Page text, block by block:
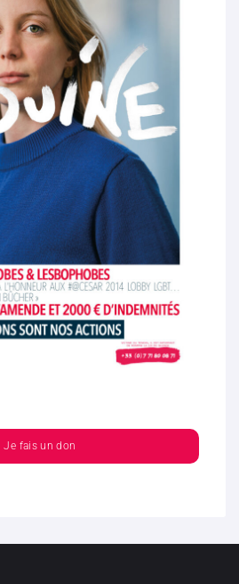
Je fais un don